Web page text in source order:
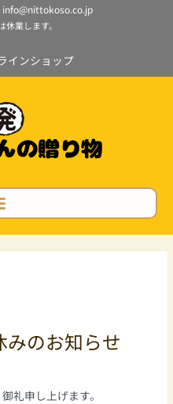
info@nittokoso.co.jp
業します。
インショップ
みのお知らせ
礼申し上げます。